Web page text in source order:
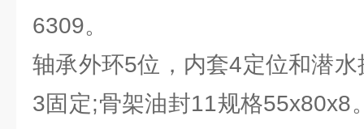
6309。
轴承外环5位，内套4定位和潜
3固定;骨架油封11规格55x80x8